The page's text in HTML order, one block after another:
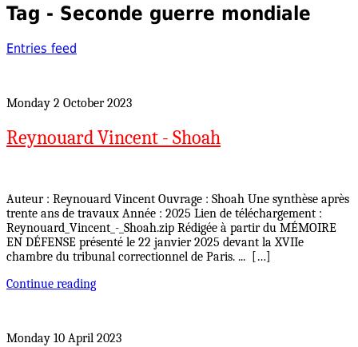
Tag - Seconde guerre mondiale
Entries feed
Monday 2 October 2023
Reynouard Vincent - Shoah
Auteur : Reynouard Vincent Ouvrage : Shoah Une synthèse après
trente ans de travaux Année : 2025 Lien de téléchargement :
Reynouard_Vincent_-_Shoah.zip Rédigée à partir du MÉMOIRE
EN DÉFENSE présenté le 22 janvier 2025 devant la XVIIe
chambre du tribunal correctionnel de Paris. ... […]
Continue reading
Monday 10 April 2023